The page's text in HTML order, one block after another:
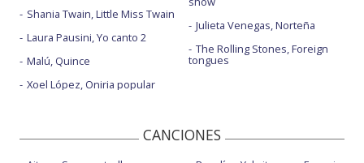
Shania Twain, Little Miss Twain
Laura Pausini, Yo canto 2
Malú, Quince
Xoel López, Oniria popular
Julieta Venegas, Norteña
The Rolling Stones, Foreign
tongues
CANCIONES